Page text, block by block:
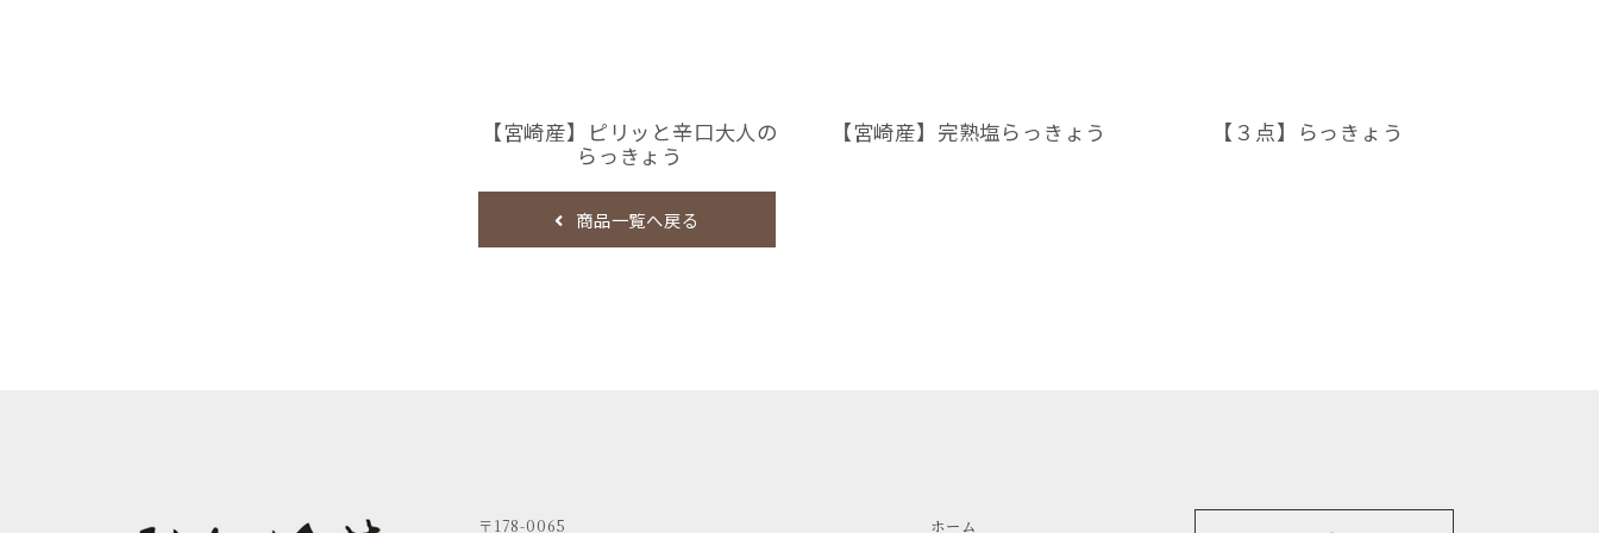
【宮崎産】ピリッと辛口大人の
らっきょう
【宮崎産】完熟塩らっきょう 【３点】らっきょう
商品一覧へ戻る
〒178-0065 ホーム